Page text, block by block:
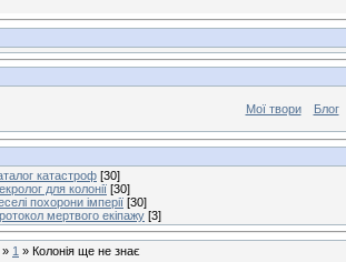
Мої твори Блог
катастроф [30]
для колонії [30]
похорони імперії [30]
мертвого екіпажу [3]
» 1 » Колонія ще не знає